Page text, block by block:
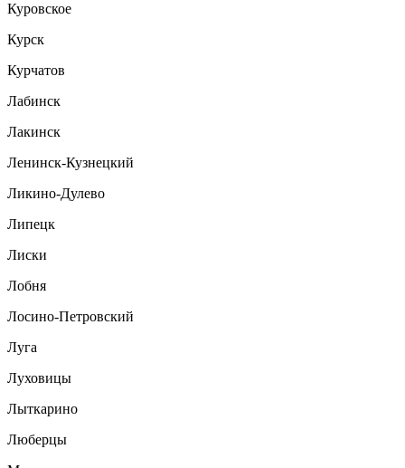
Куровское
Курск
Курчатов
Лабинск
Лакинск
Ленинск-Кузнецкий
Ликино-Дулево
Липецк
Лиски
Лобня
Лосино-Петровский
Луга
Луховицы
Лыткарино
Люберцы